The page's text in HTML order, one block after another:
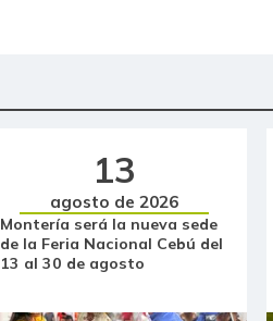
13
agosto de 2026
Montería será la nueva sede
de la Feria Nacional Cebú del
13 al 30 de agosto